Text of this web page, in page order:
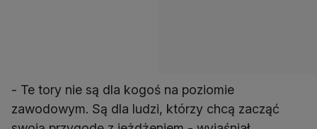
- Te tory nie są dla kogoś na poziomie
zawodowym. Są dla ludzi, którzy chcą zacząć